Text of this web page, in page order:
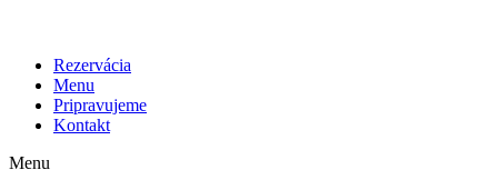
Rezervácia
Menu
Pripravujeme
Kontakt
Menu